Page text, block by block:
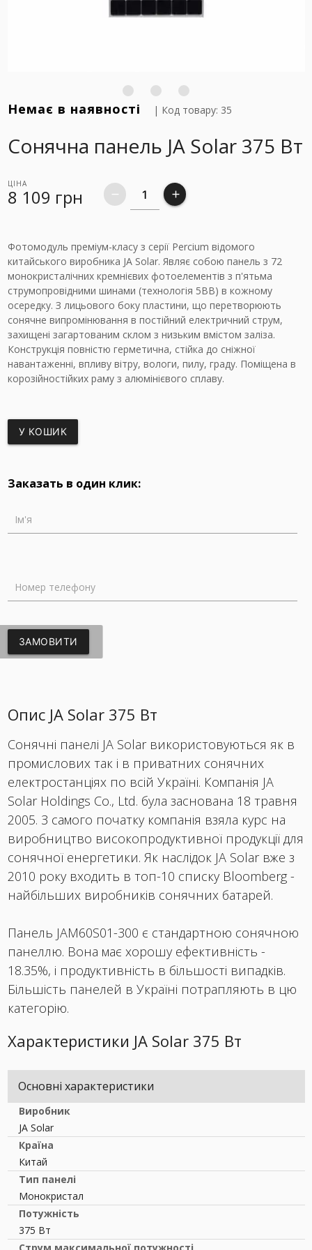
Немає в наявності | Код товару: 35
Сонячна панель JA Solar 375 Вт
ЦІНА
8 109 грн remove add
Фотомодуль преміум-класу з серії Percium відомого
китайського виробника JA Solar. Являє собою панель з 72
монокристалічних кремнієвих фотоелементів з п'ятьма
струмопровідними шинами (технологія 5ВВ) в кожному
осередку. З лицьового боку пластини, що перетворюють
сонячне випромінювання в постійний електричний струм,
захищені загартованим склом з низьким вмістом заліза.
Конструкція повністю герметична, стійка до сніжної
навантаженні, впливу вітру, вологи, пилу, граду. Поміщена в
корозійностійких раму з алюмінієвого сплаву.
У КОШИК
Заказать в один клик:
Ім'я
Номер телефону
ЗАМОВИТИ
Опис JA Solar 375 Вт
Сонячні панелі JA Solar використовуються як в
промислових так і в приватних сонячних
електростанціях по всій Україні. Компанія JA
Solar Holdings Co., Ltd. була заснована 18 травня
2005. З самого початку компанія взяла курс на
виробництво високопродуктивної продукції для
сонячної енергетики. Як наслідок JA Solar вже з
2010 року входить в топ-10 списку Bloomberg -
найбільших виробників сонячних батарей.
Панель JAM60S01-300 є стандартною сонячною
панеллю. Вона має хорошу ефективність -
18.35%, і продуктивність в більшості випадків.
Більшість панелей в Україні потрапляють в цю
категорію.
Характеристики JA Solar 375 Вт
Основні характеристики
Виробник
JA Solar
Країна
Китай
Тип панелі
Монокристал
Потужність
375 Вт